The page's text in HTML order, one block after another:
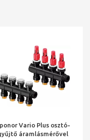
Vario Plus osztó-
áramlásmérővel